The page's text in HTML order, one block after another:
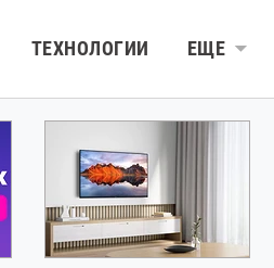
ТЕХНОЛОГИИ ЕЩЕ